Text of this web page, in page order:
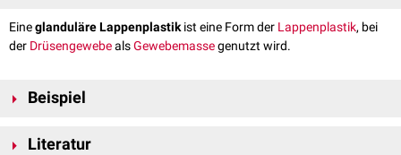
Eineglanduläre Lappenplastikist eine Form der Lappenplastik, bei
der DrüsengewebealsGewebemassegenutzt wird.
Beispiel
Rotationslappen
Literatur